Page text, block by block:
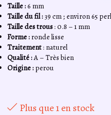
11,76€.
Taille :6 mm
Taille du fil :39 cm ; environ 65
Taille des trous: 0.8 – 1 mm
Forme : ronde lisse
Traitement: naturel
Qualité :A – Très bien
Origine : perou
Plus que 1 en stock